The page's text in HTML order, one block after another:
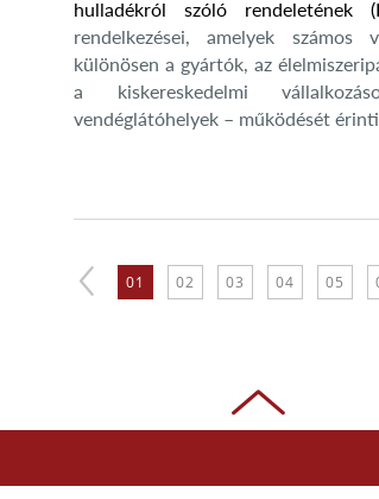
hulladékról szóló rendeletének
rendelkezései, amelyek számos
különösen a gyártók, az
a kiskereskedelmi
vendéglátóhelyek – működését
01 02 03 04 05